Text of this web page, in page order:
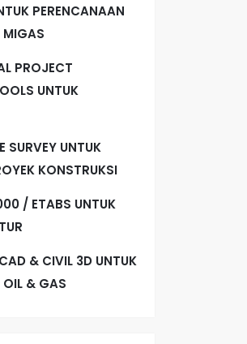
PERENCANAAN
MIGAS
PROJECT
UNTUK
SURVEY UNTUK
KONSTRUKSI
/ ETABS UNTUK
& CIVIL 3D UNTUK
OIL & GAS